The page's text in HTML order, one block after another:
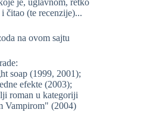
je, uglavnom, retko
čitao (te recenzije)...
na ovom sajtu
soap (1999, 2001);
efekte (2003);
roman u kategoriji
Vampirom" (2004)